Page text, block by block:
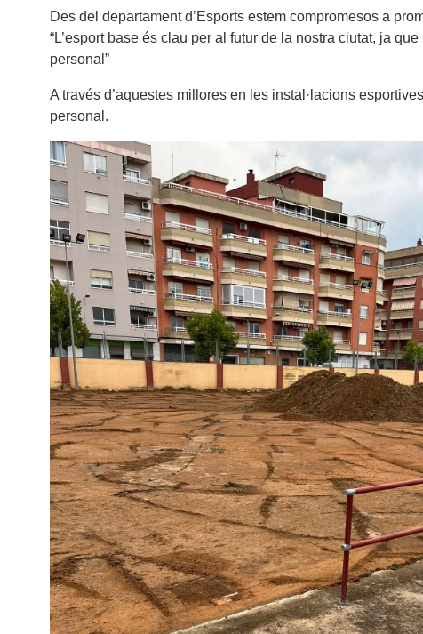
Des del departament d’Esports estem compromesos a
“L’esport base és clau per al futur de la nostra ciutat, ja
personal”
A través d’aquestes millores en les instal·lacions
personal.